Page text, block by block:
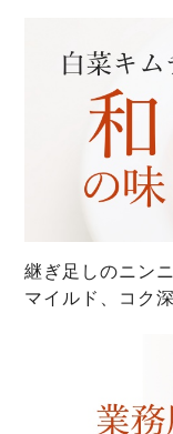
継ぎ足しのニン
マイルド、コク